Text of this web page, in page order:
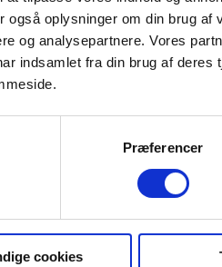
også oplysninger om din brug
og analysepartnere. Vores
indsamlet fra din brug af
Præferencer
cookies